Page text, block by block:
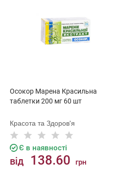
Осокор Марена Красильна
таблетки 200 мг 60 шт
Красота та Здоров'я
Є в наявності
від 138.60 грн